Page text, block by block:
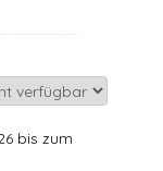
bis zum